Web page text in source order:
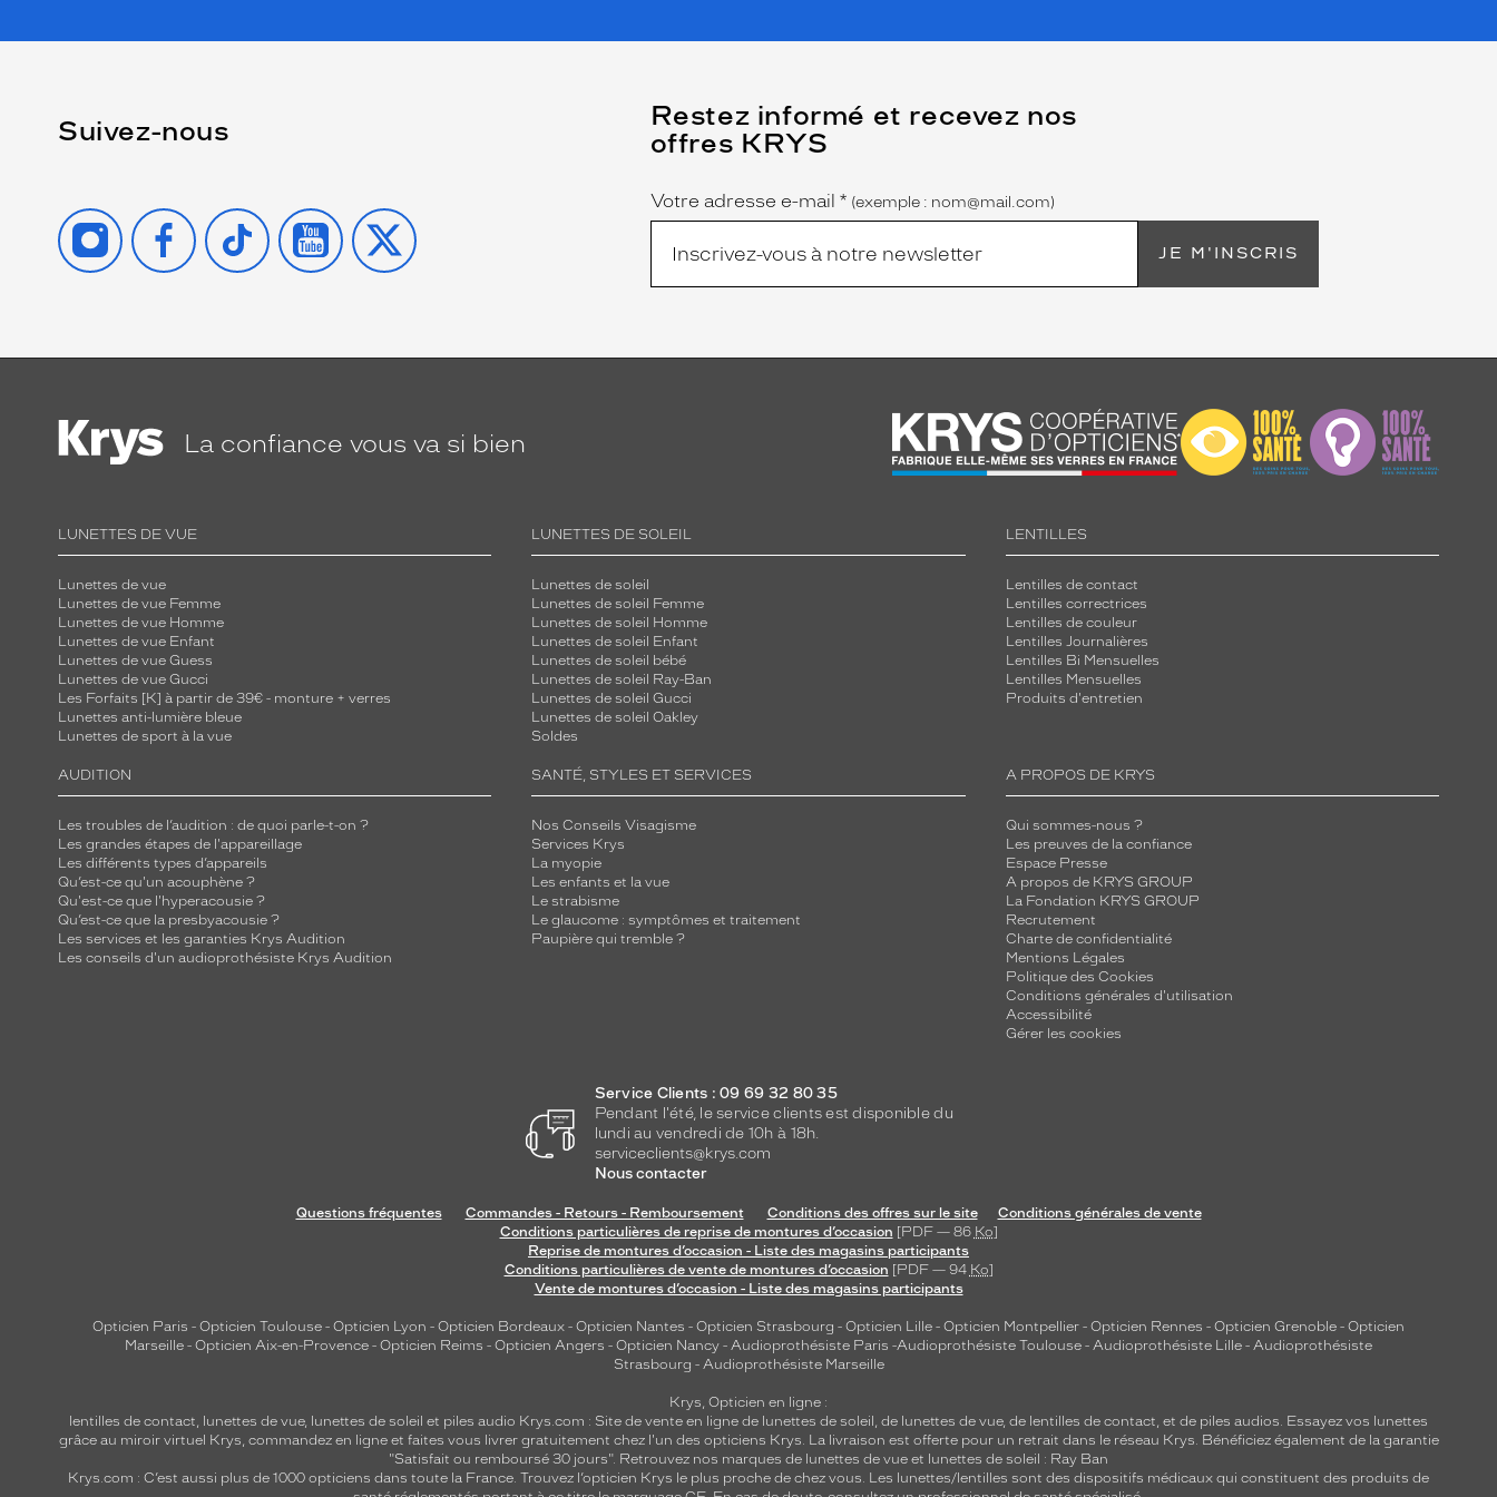
Suivez-nous
INSTAGRAMFACEBOOK
TIKTOK YOUTUBE
X
Restez informé et recevez nos
offres KRYS
Name
Votre adresse e-mail *
(Ce
champ
est
obligatoire)
(exemple : nom@mail.com)
JE M'INSCRIS
La confiance vous va si bien
LUNETTES DE VUE
Lunettes de vue
Lunettes de vue Femme
Lunettes de vue Homme
Lunettes de vue Enfant
Lunettes de vue Guess
Lunettes de vue Gucci
Les Forfaits [K] à partir de 39€ - monture + verres
Lunettes anti-lumière bleue
Lunettes de sport à la vue
LUNETTES DE SOLEIL
Lunettes de soleil
Lunettes de soleil Femme
Lunettes de soleil Homme
Lunettes de soleil Enfant
Lunettes de soleil bébé
Lunettes de soleil Ray-Ban
Lunettes de soleil Gucci
Lunettes de soleil Oakley
Soldes
LENTILLES
Lentilles de contact
Lentilles correctrices
Lentilles de couleur
Lentilles Journalières
Lentilles Bi Mensuelles
Lentilles Mensuelles
Produits d'entretien
AUDITION
Les troubles de l’audition : de quoi parle-t-on ?
Les grandes étapes de l'appareillage
Les différents types d’appareils
Qu’est-ce qu'un acouphène ?
Qu'est-ce que l'hyperacousie ?
Qu’est-ce que la presbyacousie ?
Les services et les garanties Krys Audition
Les conseils d'un audioprothésiste Krys Audition
SANTÉ, STYLES ET SERVICES
Nos Conseils Visagisme
Services Krys
La myopie
Les enfants et la vue
Le strabisme
Le glaucome : symptômes et traitement
Paupière qui tremble ?
A PROPOS DE KRYS
Qui sommes-nous ?
Les preuves de la confiance
Espace Presse
A propos de KRYS GROUP
La Fondation KRYS GROUP
Recrutement
Charte de confidentialité
Mentions Légales
Politique des Cookies
Conditions générales d'utilisation
Accessibilité
Gérer les cookies
Service Clients : 09 69 32 80 35
Pendant l'été, le service clients est disponible du
lundi au vendredi de 10h à 18h.
serviceclients@krys.com
Nous contacter
Questions fréquentes Commandes - Retours - Remboursement Conditions des offres sur le site
Conditions générales de vente
Conditions particulières de reprise de montures d’occasion [PDF — 86 Ko]
Reprise de montures d’occasion - Liste des magasins participants
Conditions particulières de vente de montures d’occasion [PDF — 94 Ko]
Vente de montures d’occasion - Liste des magasins participants
Opticien Paris - Opticien Toulouse - Opticien Lyon - Opticien Bordeaux - Opticien Nantes - Opticien Strasbourg - Opticien Lille - Opticien Montpellier - Opticien Rennes - Opticien Grenoble - Opticien
Marseille - Opticien Aix-en-Provence - Opticien Reims - Opticien Angers - Opticien Nancy - Audioprothésiste Paris -Audioprothésiste Toulouse - Audioprothésiste Lille - Audioprothésiste
Strasbourg - Audioprothésiste Marseille
Krys, Opticien en ligne :
lentilles de contact, lunettes de vue, lunettes de soleil et piles audio Krys.com : Site de vente en ligne de lunettes de soleil, de lunettes de vue, de lentilles de contact, et de piles audios. Essayez vos lunettes
grâce au miroir virtuel Krys, commandez en ligne et faites vous livrer gratuitement chez l'un des opticiens Krys. La livraison est offerte pour un retrait dans le réseau Krys. Bénéficiez également de la garantie
"Satisfait ou remboursé 30 jours". Retrouvez nos marques de lunettes de vue et lunettes de soleil : Ray Ban
Krys.com : C’est aussi plus de 1000 opticiens dans toute la France. Trouvez l’opticien Krys le plus proche de chez vous. Les lunettes/lentilles sont des dispositifs médicaux qui constituent des produits de